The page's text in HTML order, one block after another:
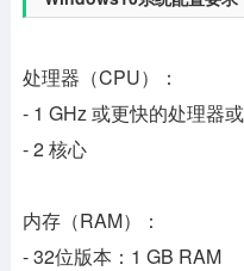
处理器（CPU）：
- 1 GHz 或更快的处理器
- 2 核心
内存（RAM）：
- 32位版本：1 GB RAM